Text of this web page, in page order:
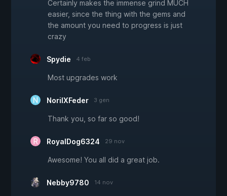
Certainly makes the immense grind MUCH
easier, since the thing with the gems and
the amount you need to progress is just
crazy
Spydie 4 feb
Most upgrades work
NorilXFeder 3 gen
Thank you, so far so good!
RoyalDog6324 29 nov
Awesome! You all did a great job.
Nebby9780 14 nov